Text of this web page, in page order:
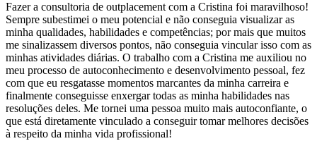
Fazer a consultoria de outplacement com a Cristina foi maravilhoso!
Sempre subestimei o meu potencial e não conseguia visualizar as
minha qualidades, habilidades e competências; por mais que muitos
me sinalizassem diversos pontos, não conseguia vincular isso com as
minhas atividades diárias. O trabalho com a Cristina me auxiliou no
meu processo de autoconhecimento e desenvolvimento pessoal, fez
com que eu resgatasse momentos marcantes da minha carreira e
finalmente conseguisse enxergar todas as minha habilidades nas
resoluções deles. Me tornei uma pessoa muito mais autoconfiante, o
que está diretamente vinculado a conseguir tomar melhores decisões
à respeito da minha vida profissional!